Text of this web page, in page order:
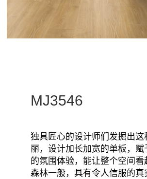
MJ3553 MJ3552
MJ3546
独具匠心的设计师们发掘出这
丽，设计加长加宽的单板，赋
的氛围体验，能让整个空间看
森林一般，具有令人信服的真